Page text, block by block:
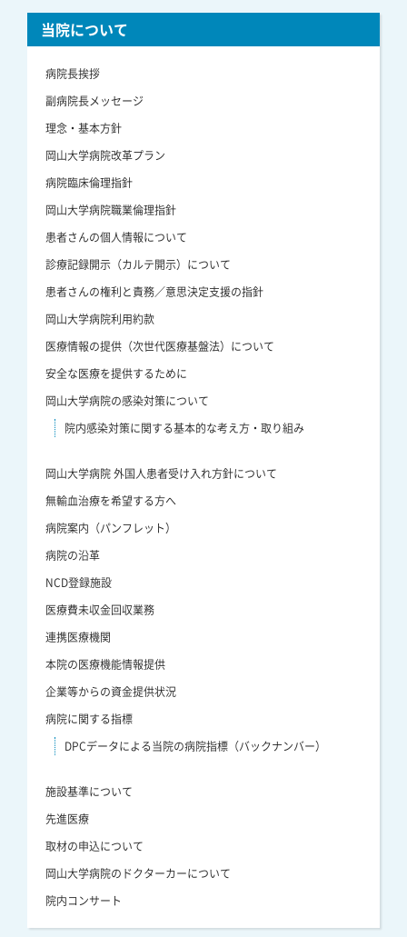
当院について
病院長挨拶
副病院長メッセージ
理念・基本方針
岡山大学病院改革プラン
病院臨床倫理指針
岡山大学病院職業倫理指針
患者さんの個人情報について
診療記録開示（カルテ開示）について
患者さんの権利と責務／意思決定支援の指針
岡山大学病院利用約款
医療情報の提供（次世代医療基盤法）について
安全な医療を提供するために
岡山大学病院の感染対策について
院内感染対策に関する基本的な考え方・取り組み
岡山大学病院 外国人患者受け入れ方針について
無輸血治療を希望する方へ
病院案内（パンフレット）
病院の沿革
NCD登録施設
医療費未収金回収業務
連携医療機関
本院の医療機能情報提供
企業等からの資金提供状況
病院に関する指標
DPCデータによる当院の病院指標（バックナンバー）
施設基準について
先進医療
取材の申込について
岡山大学病院のドクターカーについて
院内コンサート